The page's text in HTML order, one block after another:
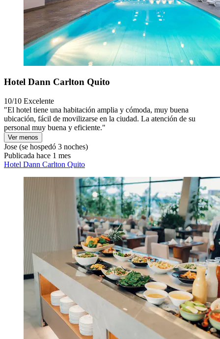
Hotel Dann Carlton Quito
10/10 Excelente
"El hotel tiene una habitación amplia y cómoda, muy buena
ubicación, fácil de movilizarse en la ciudad. La atención de su
personal muy buena y eficiente."
Ver menos
Jose (se hospedó 3 noches)
Publicada hace 1 mes
Hotel Dann Carlton Quito